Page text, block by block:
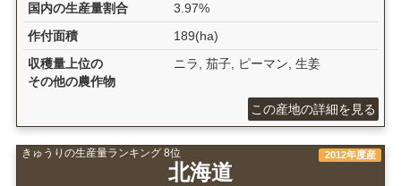
国内の生産量割合
3.97%
作付面積
189(ha)
収穫量上位の
その他の農作物
ニラ, 茄子, ピーマン, 生姜
この産地の詳細を見る
きゅうりの生産量ランキング 8位
北海道
2012年度産